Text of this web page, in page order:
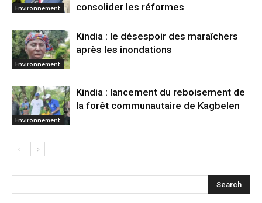
Environnement
consolider les réformes
Environnement
Kindia : le désespoir des maraîchers
après les inondations
Environnement
Kindia : lancement du reboisement de
la forêt communautaire de Kagbelen